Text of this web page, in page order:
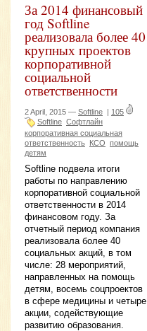
За 2014 финансовый
год Softline
реализовала более 40
крупных проектов
корпоративной
социальной
ответственности
2 April, 2015 — Softline
105
Softline Софтлайн
корпоративная социальная
ответственность
КСО помощь
детям
Softline подвела итоги
работы по направлению
корпоративной социальной
ответственности в 2014
финансовом году. За
отчетный период компания
реализовала более 40
социальных акций, в том
числе: 28 мероприятий,
направленных на помощь
детям, восемь соцпроектов
в сфере медицины и четыре
акции, содействующие
развитию образования.